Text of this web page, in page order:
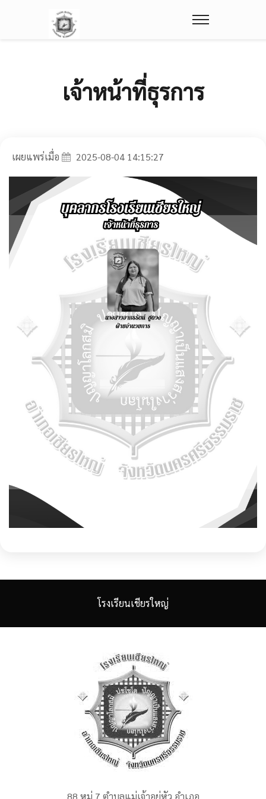
เจ้าหน้าที่ธุรการ
เผยแพร่เมื่อ 2025-08-04 14:15:27
โรงเรียนเชียรใหญ่
88 หมู่ 7 ตำบลแม่เจ้าอยู่หัว อำเภอ